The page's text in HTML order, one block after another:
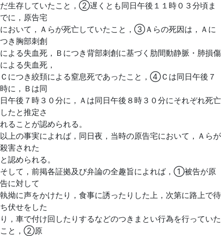
だ生存していたこと，②遅くとも同日午後１１時０３分頃ま
でに，原告宅
において，Ａらが死亡していたこと，③Ａらの死因は，Ａに
つき胸部刺創
による失血死，Ｂにつき背部刺創に基づく肋間動静脈・肺損傷
による失血死，
Ｃにつき絞頚による窒息死であったこと，④Ｃは同日午後７
時に，Ｂは同
日午後７時３０分に，Ａは同日午後８時３０分にそれぞれ死亡
したと推定さ
れることが認められる。
以上の事実によれば，同日夜，当時の原告宅において，Ａらが
殺害された
と認められる。
そして，前掲各証拠及び弁論の全趣旨によれば，①被告が原
告に対して
執拗に声をかけたり，食事に誘ったりした上，次第に路上で待
ち伏せをした
り，車で付け回したりするなどのつきまとい行為を行っていた
こと，②原